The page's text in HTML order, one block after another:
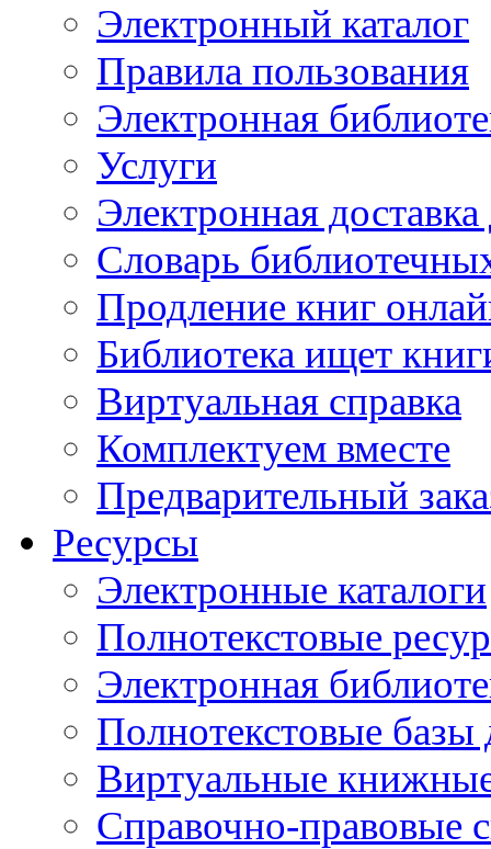
Электронный каталог
Правила пользования
Электронная
Услуги
Электронная
Словарь
Продление книг
Библиотека ищет
Виртуальная справка
Комплектуем вместе
Предварительный
Ресурсы
Электронные каталоги
Полнотекстовые
Электронная
Полнотекстовые
Виртуальные
Справочно-правовые